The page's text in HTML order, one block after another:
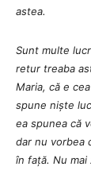
astea.
Sunt multe
retur treaba
Maria, că e
spune niște
ea spunea că
dar nu vorbea
în față. Nu